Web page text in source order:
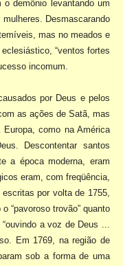
o demônio levantando um
Desmascarando
mas no meados e
“ventos fortes
incomum.
por Deus e pelos
as ações de Satã, mas
como na América
Descontentar santos
a época moderna, eram
eram, com freqüência,
escritaspor volta de 1755,
“pavoroso trovão” quanto
a voz de Deus ...
Em 1769, na região de
sob a forma de uma